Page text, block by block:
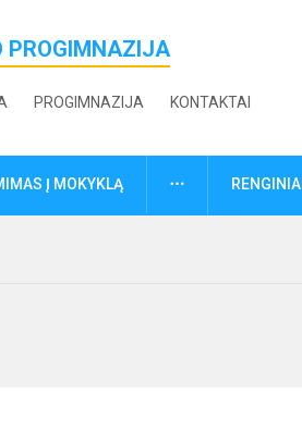
PROGIMNAZIJA
PROGIMNAZIJA KONTAKTAI
Į MOKYKLĄ DAUGIAURENGINIAI